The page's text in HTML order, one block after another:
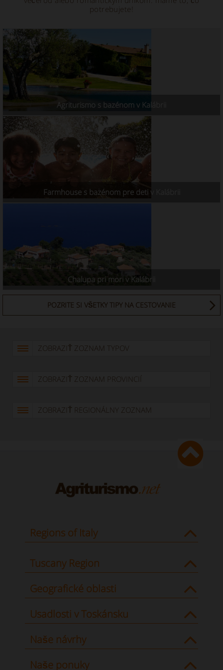
potrebujete!
Agriturismo s bazénom v Kalábrii
Farmhouse s bazénom pre deti v Kalábrii
Chalupa pri mori v Kalábrii
POZRITE SI VŠETKY TIPY NA CESTOVANIE
ZOBRAZIŤ ZOZNAM TYPOV
ZOBRAZIŤ ZOZNAM PROVINCIÍ
ZOBRAZIŤ REGIONÁLNY ZOZNAM
Regions of Italy
Tuscany Region
Geografické oblasti
Usadlosti v Toskánsku
Naše návrhy
Naše ponuky